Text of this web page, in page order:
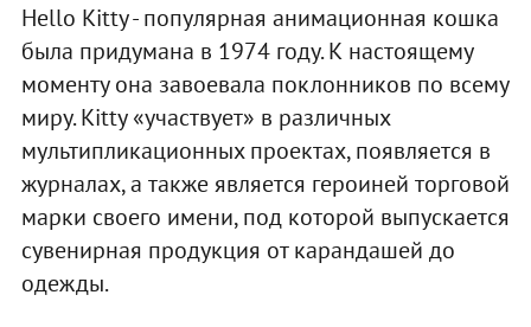
Hello Kitty - популярная анимационная кошка
была придумана в 1974 году. К настоящему
моменту она завоевала поклонников по всему
миру. Kitty «участвует» в различных
мультипликационных проектах, появляется в
журналах, а также является героиней торговой
марки своего имени, под которой выпускается
сувенирная продукция от карандашей до
одежды.